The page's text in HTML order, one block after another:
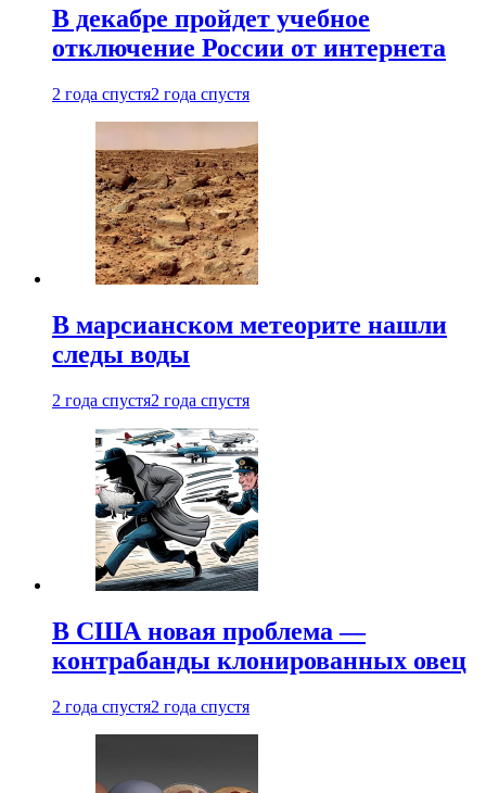
В декабре пройдет учебное
отключение России от интернета
2 года спустя2 года спустя
В марсианском метеорите нашли
следы воды
2 года спустя2 года спустя
В США новая проблема —
контрабанды клонированных овец
2 года спустя2 года спустя